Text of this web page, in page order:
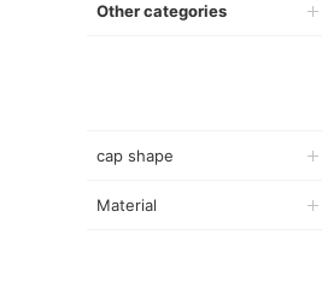
Other categories
cap shape
Material